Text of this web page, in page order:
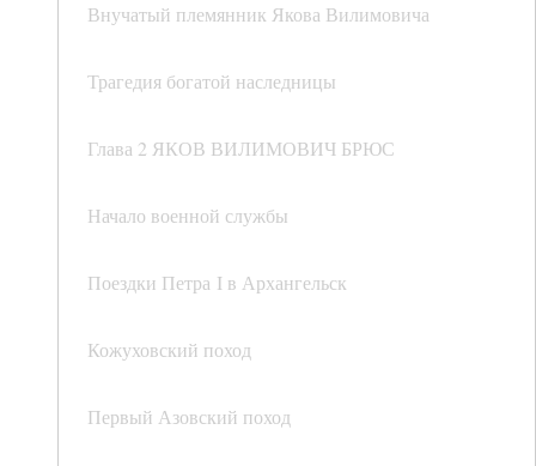
Внучатый племянник Якова Вилимовича
Трагедия богатой наследницы
Глава 2 ЯКОВ ВИЛИМОВИЧ БРЮС
Начало военной службы
Поездки Петра I в Архангельск
Кожуховский поход
Первый Азовский поход